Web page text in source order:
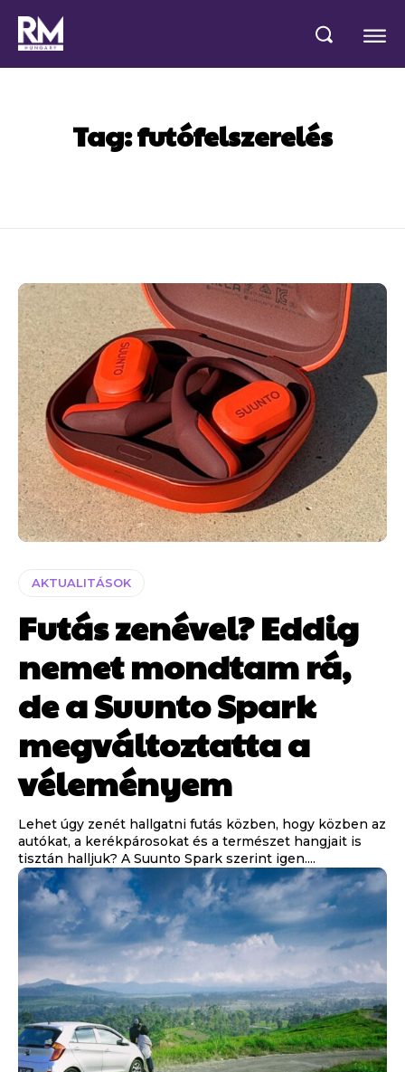
Tag:futófelszerelés
AKTUALITÁSOK
Futás zenével? Eddig
nemet mondtam rá,
de a Suunto Spark
megváltoztatta a
véleményem
Lehet úgy zenét hallgatni futás közben, hogy közben az
autókat, a kerékpárosokat és a természet hangjait is
tisztán halljuk? A Suunto Spark szerint igen....